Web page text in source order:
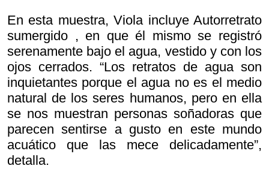
En esta muestra, Viola incluye Autorretrato
sumergido , en que él mismo se registró
serenamente bajo el agua, vestido y con los
ojos cerrados. “Los retratos de agua son
inquietantes porque el agua no es el medio
natural de los seres humanos, pero en ella
se nos muestran personas soñadoras que
parecen sentirse a gusto en este mundo
acuático que las mece delicadamente”,
detalla.